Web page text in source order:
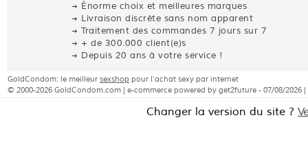
Énorme choix et meilleures marques
Livraison discrète sans nom apparent
Traitement des commandes 7 jours sur 7
+ de 300.000 client(e)s
Depuis 20 ans à votre service !
GoldCondom: le meilleur sexshop pour l'achat sexy par internet
© 2000-2026 GoldCondom.com | e-commerce powered by get2future - 07/08/2026 |
Changer la version du site ?